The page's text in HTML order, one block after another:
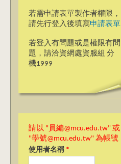
若需申請表單製作者權限，
請先行登入後填寫申請表單
若登入有問題或是權限有問
題，請洽資網處資服組 分
機1999
請以 "員編@mcu.edu.tw" 或
"學號@mcu.edu.tw" 為帳號
使用者名稱 *